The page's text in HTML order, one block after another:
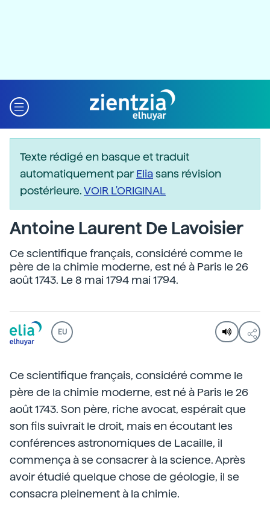
Texte rédigé en basque et traduit
automatiquement parEliasans révision
postérieure.VOIR L'ORIGINAL
Antoine Laurent De Lavoisier
Ce scientifique français, considéré comme le
père de la chimie moderne, est né à Paris le 26
août 1743. Le 8 mai 1794 mai 1794.
EU
Ce scientifique français, considéré comme le
père de la chimie moderne, est né à Paris le 26
août 1743. Son père, riche avocat, espérait que
son fils suivrait le droit, mais en écoutant les
conférences astronomiques de Lacaille, il
commença à se consacrer à la science. Après
avoir étudié quelque chose de géologie, il se
consacra pleinement à la chimie.